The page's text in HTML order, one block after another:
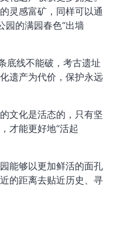
灵感富矿，同样可以通
园的满园春色“出墙
底线不能破，考古遗址
遗产为代价，保护永远
文化是活态的，只有坚
才能更好地“活起
能够以更加鲜活的面孔
的距离去贴近历史、寻